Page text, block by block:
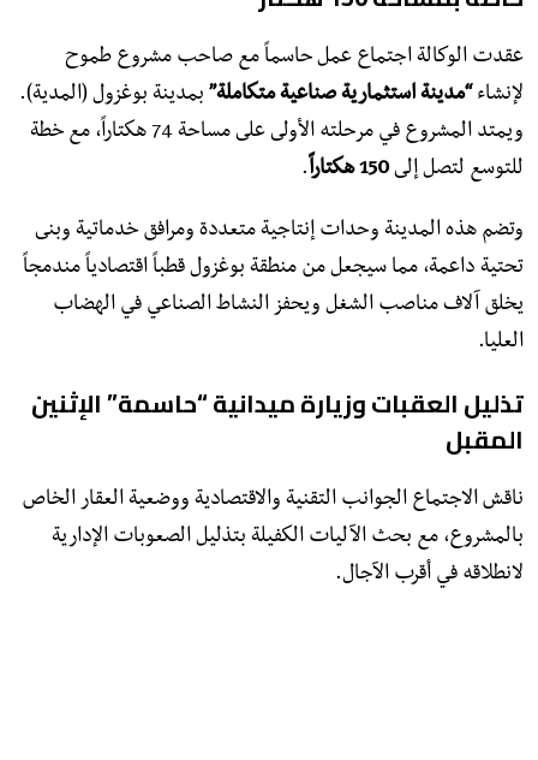
​عقدت الوكالة اجتماع عمل حاسماً مع صاحب مشروع طموح
لإنشاء“مدينة استثمارية صناعية متكاملة” بمدينة بوغزول (المدية).
ويمتد المشروع في مرحلته الأولى على مساحة 74 هكتاراً، مع خطة
للتوسع لتصل إلى150 هكتاراً .
وتضم هذه المدينة وحدات إنتاجية متعددة ومرافق خدماتية وبنى
تحتية داعمة، مما سيجعل من منطقة بوغزول قطباً اقتصادياً مندمجاً
يخلق آلاف مناصب الشغل ويحفز النشاط الصناعي في الهضاب
العليا.
تذليل العقبات وزيارة ميدانية “حاسمة” الإثنين
المقبل
​ناقش الاجتماع الجوانب التقنية والاقتصادية ووضعية العقار الخاص
بالمشروع، مع بحث الآليات الكفيلة بتذليل الصعوبات الإدارية
لانطلاقه في أقرب الآجال.